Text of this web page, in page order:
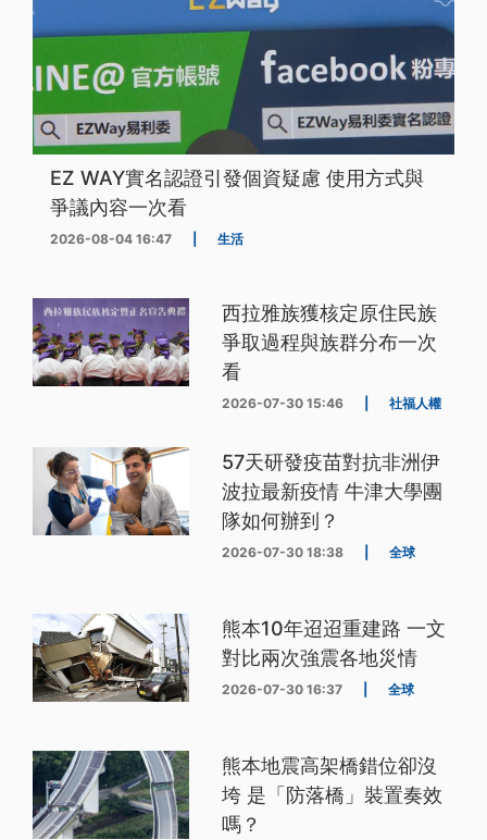
EZ WAY實名認證引發個資疑慮 使用方式與
爭議內容一次看
2026-08-04 16:47 生活
西拉雅族獲核定原住民族
爭取過程與族群分布一次
看
2026-07-30 15:46 社福人權
57天研發疫苗對抗非洲伊
波拉最新疫情 牛津大學團
隊如何辦到？
2026-07-30 18:38 全球
熊本10年迢迢重建路 一文
對比兩次強震各地災情
2026-07-30 16:37 全球
熊本地震高架橋錯位卻沒
垮 是「防落橋」裝置奏效
嗎？